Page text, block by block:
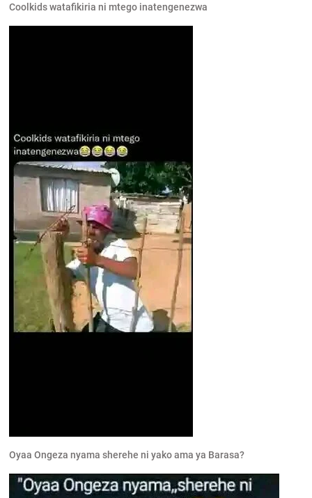
Coolkids watafikiria ni mtego inatengenezwa
Oyaa Ongeza nyama sherehe ni yako ama ya Barasa?